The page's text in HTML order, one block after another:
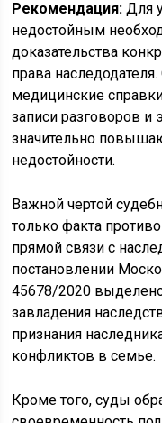
Рекомендация: Для
недостойным
доказательства
права
медицинские
записи разговоров и
значительно
недостойности.
Важной чертой
только факта
прямой связи с
постановлении
45678/2020
завладения
признания
конфликтов в семье.
Кроме того, суды